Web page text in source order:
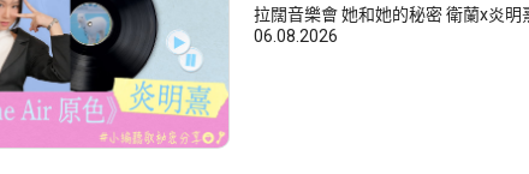
拉闊音樂會 她和她的秘密 衛蘭x炎明
06.08.2026